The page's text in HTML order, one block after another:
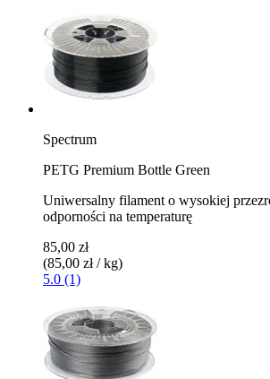
Spectrum
PETG Premium Bottle Green
Uniwersalny filament o wysokiej
odporności na temperaturę
85,00 zł
(85,00 zł / kg)
5.0 (1)